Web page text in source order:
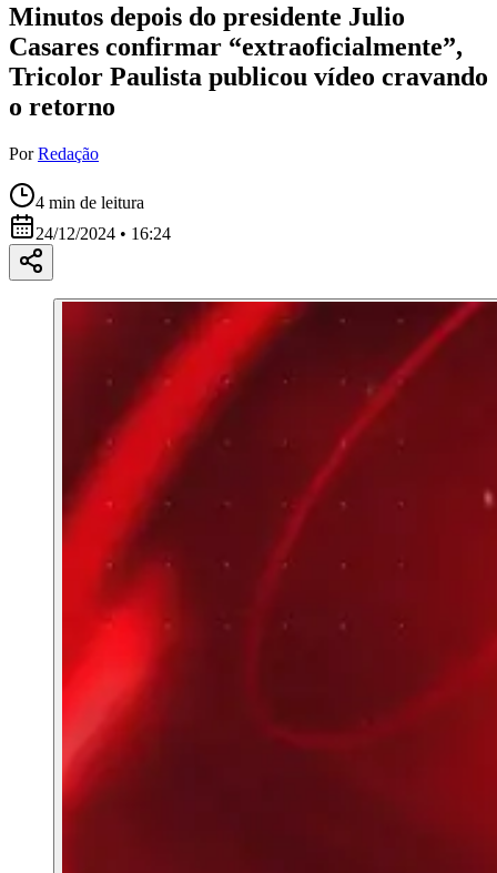
Minutos depois do presidente Julio
Casares confirmar “extraoficialmente”,
Tricolor Paulista publicou vídeo cravando
o retorno
Por Redação
4 min de leitura
24/12/2024 • 16:24